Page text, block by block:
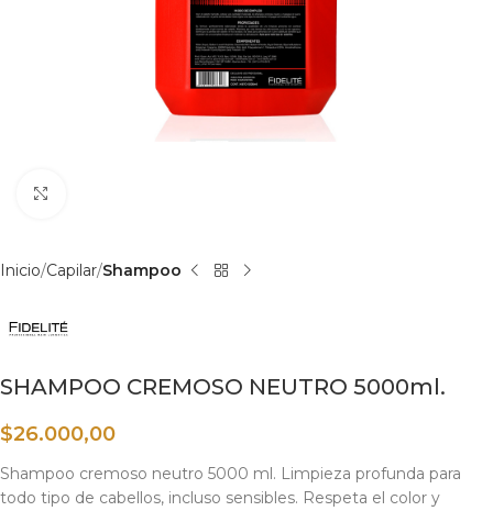
Inicio Capilar Shampoo
SHAMPOO CREMOSO NEUTRO 5000ml.
$26.000,00
Shampoo cremoso neutro 5000 ml. Limpieza profunda para
todo tipo de cabellos, incluso sensibles. Respeta el color y